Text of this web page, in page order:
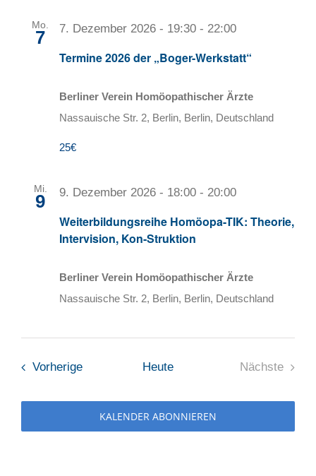
Mo.
7
Termine 2026 der „Boger-Werkstatt“
7. Dezember 2026 - 19:30 - 22:00
Berliner Verein Homöopathischer Ärzte
Nassauische Str. 2, Berlin, Berlin, Deutschland
25€
Mi.
9
Weiterbildungsreihe Homöopa-TIK: Theorie,
Intervision, Kon-Struktion
9. Dezember 2026 - 18:00 - 20:00
Berliner Verein Homöopathischer Ärzte
Nassauische Str. 2, Berlin, Berlin, Deutschland
VorherigeVeranstaltungen
Heute
Nächste
KALENDER ABONNIEREN